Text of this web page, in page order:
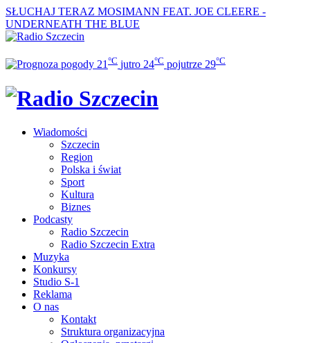
SŁUCHAJ TERAZ MOSIMANN FEAT. JOE CLEERE -
UNDERNEATH THE BLUE
21 °C jutro 24°C pojutrze 29°C
Wiadomości
Szczecin
Region
Polska i świat
Sport
Kultura
Biznes
Podcasty
Radio Szczecin
Radio Szczecin Extra
Muzyka
Konkursy
Studio S-1
Reklama
O nas
Kontakt
Struktura organizacyjna